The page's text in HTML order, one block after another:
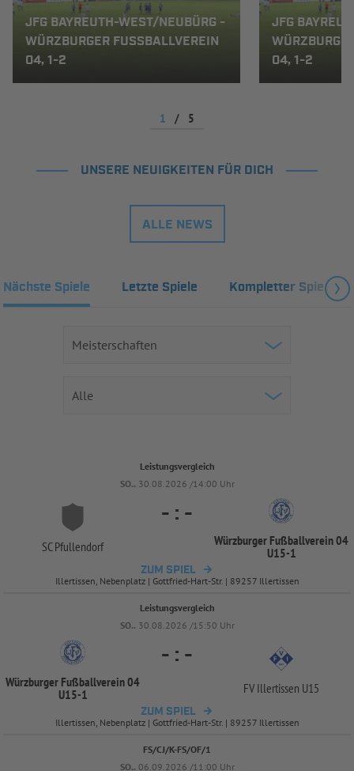
JFG BAYREUTH-WEST/NEUBÜRG -
WÜRZBURGER FUSSBALLVEREIN 0
4, 1-2
JFG
4, 1-2
1 / 5
UNSERE NEUIGKEITEN FÜR DICH
ALLE NEWS
Nächste Spiele Letzte Spiele Kompletter Spielplan
Leistungsvergleich
SO.. 30.08.2026 /14:00 Uhr
SC Pfullendorf
- : -
Würzburger Fußballverein 04
U15-1
ZUM SPIEL
Illertissen, Nebenplatz | Gottfried-Hart-Str. | 89257 Illertissen
Leistungsvergleich
SO.. 30.08.2026 /15:50 Uhr
Würzburger Fußballverein 04
U15-1
- : -
FV Illertissen U15
ZUM SPIEL
Illertissen, Nebenplatz | Gottfried-Hart-Str. | 89257 Illertissen
FS/CJ/K-FS/OF/1
SO.. 06.09.2026 /11:00 Uhr